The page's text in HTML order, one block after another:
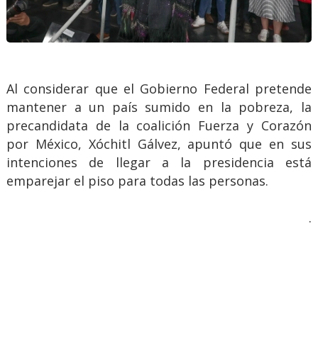
Al considerar que el Gobierno Federal pretende
mantener a un país sumido en la pobreza, la
precandidata de la coalición Fuerza y Corazón
por México, Xóchitl Gálvez, apuntó que en sus
intenciones de llegar a la presidencia está
emparejar el piso para todas las personas.
.